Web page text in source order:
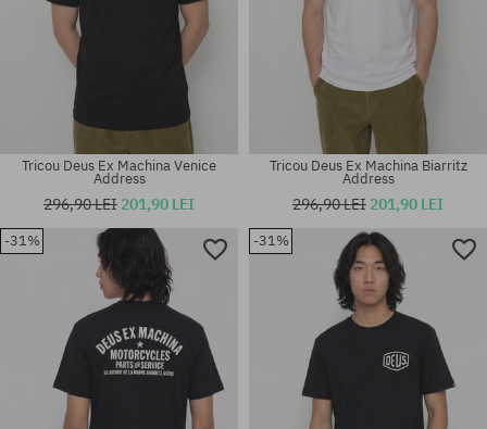
Mărimi existente:
Mărimi existente:
Tricou Deus Ex Machina Venice
Address
296,90 LEI 201,90 LEI
Tricou Deus Ex Machina Biarritz
Address
296,90 LEI 201,90 LEI
-31% -31%